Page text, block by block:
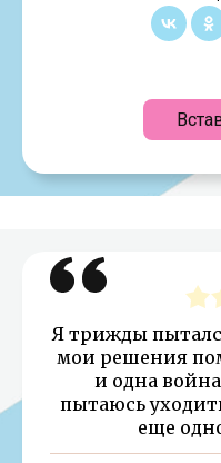
Я трижды
мои решения
и одна
пытаюсь
еще